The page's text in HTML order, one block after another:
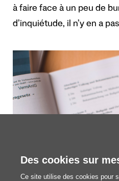
à faire face à un peu de
d’inquiétude, il n’y en a
Des cookies sur
Ce site utilise des cookies pour